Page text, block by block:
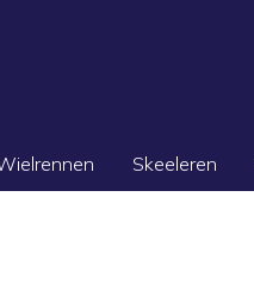
Skeeleren